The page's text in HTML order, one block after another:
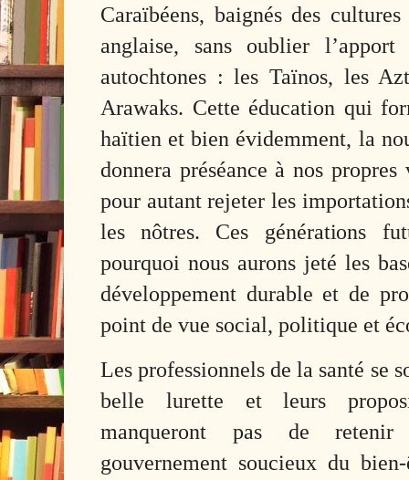
Caraïbéens, baignés des
anglaise, sans oublier
autochtones : les Taïnos, les
Arawaks. Cette éducation qui
haïtien et bien évidemment, la
donnera préséance à nos
pour autant rejeter les
les nôtres. Ces générations
pourquoi nous aurons jeté les
développement durable et de
point de vue social, politique et
Les professionnels de la santé se
belle lurette et leurs
manqueront pas de
gouvernement soucieux du